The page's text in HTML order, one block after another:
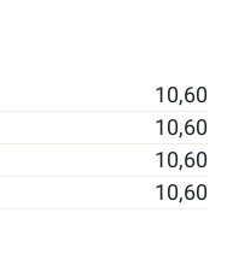
10,60
10,60
10,60
10,60